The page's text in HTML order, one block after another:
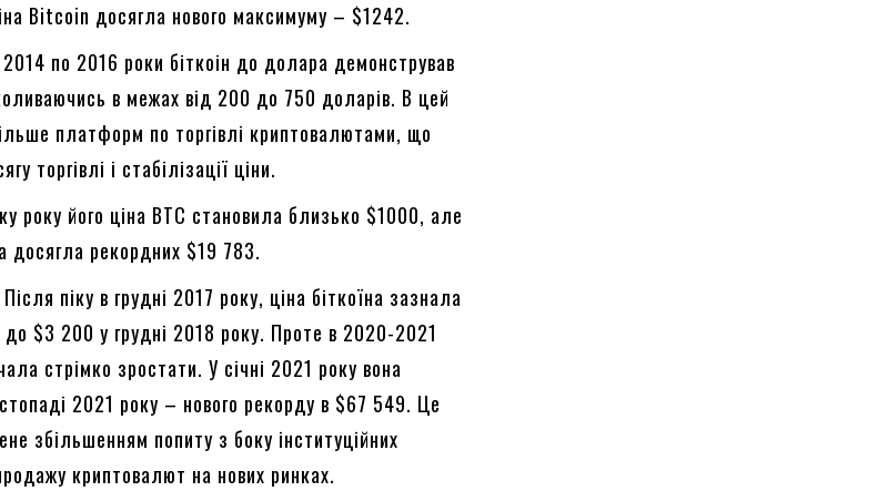
Bitcoin досягла нового максимуму – $1242.
по 2016 роки біткоін до долара демонстрував
в межах від 200 до 750 доларів. В цей
платформ по торгівлі криптовалютами, що
торгівлі і стабілізації ціни.
року його ціна BTC становила близько $1000, але
досягла рекордних $19 783.
піку в грудні 2017 року, ціна біткоїна зазнала
до $3 200 у грудні 2018 року. Проте в 2020-2021
стрімко зростати. У січні 2021 року вона
2021 року – нового рекорду в $67 549. Це
збільшенням попиту з боку інституційних
криптовалют на нових ринках.